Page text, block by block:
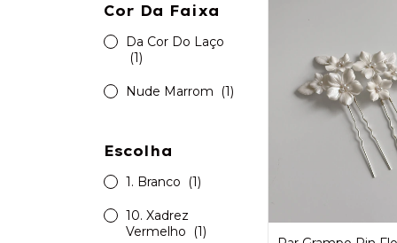
Cor Da Faixa
Da Cor Do Laço
(1)
Nude Marrom (1)
Escolha
1. Branco (1)
10. Xadrez
Vermelho
(1)